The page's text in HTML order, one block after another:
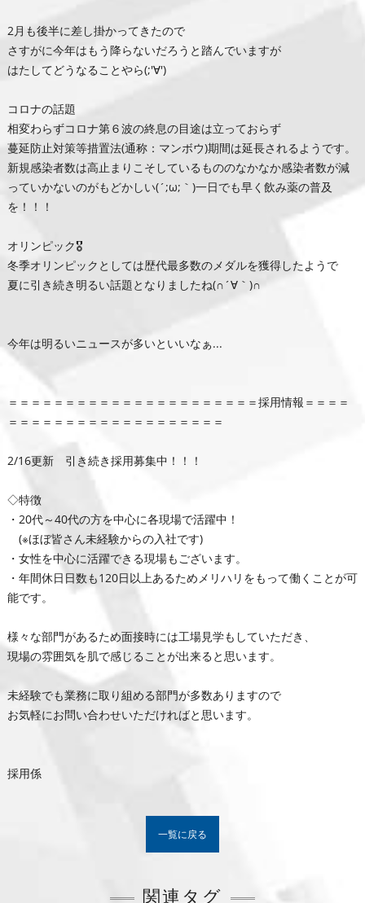
2月も後半に差し掛かってきたので
さすがに今年はもう降らないだろうと踏んでいますが
はたしてどうなることやら(;'∀')
コロナの話題
相変わらずコロナ第６波の終息の目途は立っておらず
蔓延防止対策等措置法(通称：マンボウ)期間は延長されるようです。
新規感染者数は高止まりこそしているもののなかなか感染者数が減
っていかないのがもどかしい(´;ω;｀)一日でも早く飲み薬の普及
を！！！
オリンピック🎖
冬季オリンピックとしては歴代最多数のメダルを獲得したようで
夏に引き続き明るい話題となりましたね(∩´∀｀)∩
今年は明るいニュースが多いといいなぁ...
＝＝＝＝＝＝＝＝＝＝＝＝＝＝＝＝＝＝＝＝＝＝採用情報＝＝＝＝
＝＝＝＝＝＝＝＝＝＝＝＝＝＝＝＝＝＝＝
2/16更新 引き続き採用募集中！！！
◇特徴
・20代～40代の方を中心に各現場で活躍中！
(※ほぼ皆さん未経験からの入社です)
・女性を中心に活躍できる現場もございます。
・年間休日日数も120日以上あるためメリハリをもって働くことが可
能です。
様々な部門があるため面接時には工場見学もしていただき、
現場の雰囲気を肌で感じることが出来ると思います。
未経験でも業務に取り組める部門が多数ありますので
お気軽にお問い合わせいただければと思います。
採用係
一覧に戻る
関連タグ